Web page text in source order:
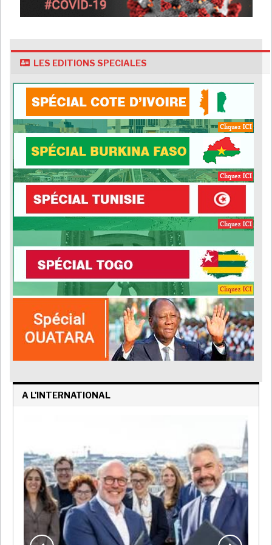
LES EDITIONS SPECIALES
A L'INTERNATIONAL